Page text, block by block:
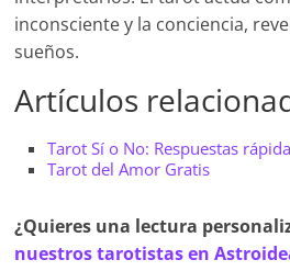
inconsciente y la conciencia,
sueños.
Artículos
Tarot Sí o No: Respuestas
Tarot del Amor Gratis
¿Quieres una lectura
nuestros tarotistas en